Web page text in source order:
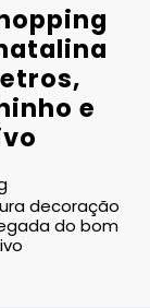
e
decoração
do bom